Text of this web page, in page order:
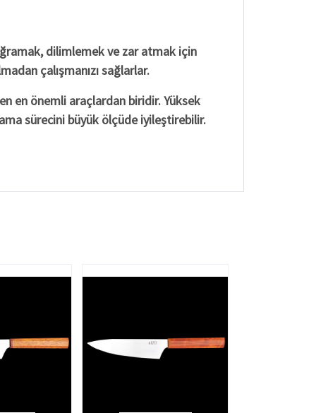
dilimlemek ve zar atmak için
çalışmanızı sağlarlar.
en önemli araçlardan biridir. Yüksek
sürecini büyük ölçüde iyileştirebilir.